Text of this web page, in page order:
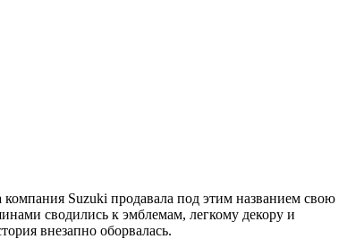
Suzuki продавала под этим названием свою
сводились к эмблемам, легкому декору и
внезапно оборвалась.